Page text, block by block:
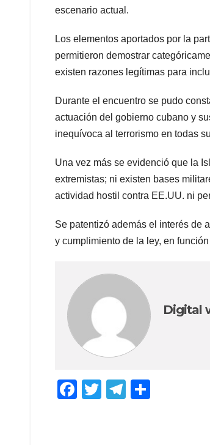
escenario actual.
Los elementos aportados por la
permitieron demostrar
existen razones legítimas para
Durante el encuentro se pudo
actuación del gobierno cubano y
inequívoca al terrorismo en todas
Una vez más se evidenció que la
extremistas; ni existen bases
actividad hostil contra EE.UU. ni
Se patentizó además el interés de
y cumplimiento de la ley, en
Digital
F
T
T